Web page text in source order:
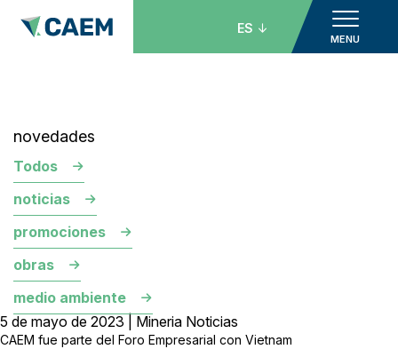
MENU
ES
novedades
Todos
noticias
promociones
obras
medio ambiente
5 de mayo de 2023 | Mineria Noticias
CAEM fue parte del Foro Empresarial con Vietnam